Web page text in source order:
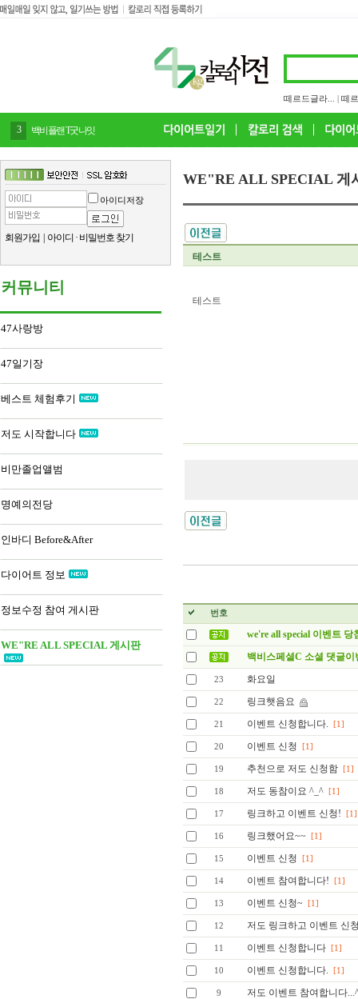
떼르드글라... 떼
4 감말랭이
아이디저장
회원가입 아이디 · 비밀번호 찾기
커뮤니티
47사랑방
47일기장
베스트 체험후기
저도 시작합니다
비만졸업앨범
명예의전당
인바디 Before&After
다이어트 정보
정보수정 참여 게시판
WE"RE ALL SPECIAL 게시판
WE"RE ALL SPECIAL 게
테스트
테스트
번호
we're all special 이벤트 당
백비스페셜C 소셜 댓글
23 화요일
22 링크햇음요
21 이벤트 신청합니다. [1]
20 이벤트 신청 [1]
19 추천으로 저도 신청함 [1]
18 저도 동참이요 ^_^ [1]
17 링크하고 이벤트 신청! [1]
16 링크했어요~~ [1]
15 이벤트 신청 [1]
14 이벤트 참여합니다! [1]
13 이벤트 신청~ [1]
12 저도 링크하고 이벤트 신
11 이벤트 신청합니다 [1]
10 이벤트 신청합니다. [1]
9 저도 이벤트 참여합니다